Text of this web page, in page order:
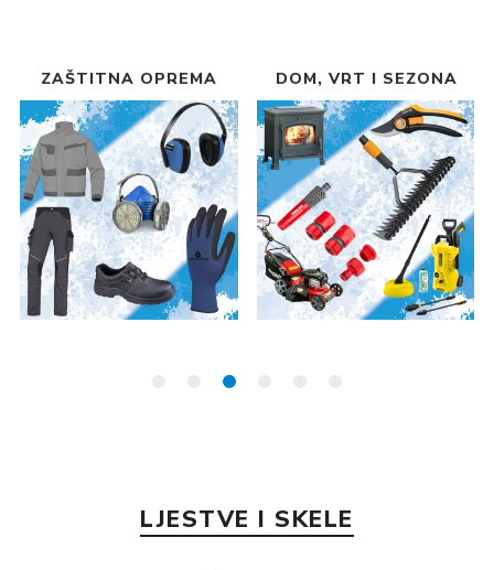
ZAŠTITNA OPREMA DOM, VRT I SEZONA
LJESTVE I SKELE